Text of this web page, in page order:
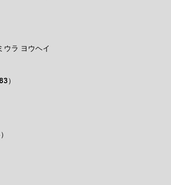
金
ウラ ヨウヘイ
）
ヘイ